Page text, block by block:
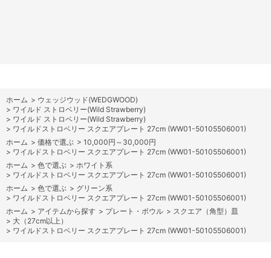
ホーム > ウェッジウッド(WEDGWOOD)
> ワイルド ストロベリー(Wild Strawberry)
> ワイルド ストロベリー(Wild Strawberry)
> ワイルドストロベリー スクエアプレート 27cm (WW01-50105506001)
ホーム > 価格で選ぶ > 10,000円～30,000円
> ワイルドストロベリー スクエアプレート 27cm (WW01-50105506001)
ホーム > 色で選ぶ > ホワイト系
> ワイルドストロベリー スクエアプレート 27cm (WW01-50105506001)
ホーム > 色で選ぶ > グリーン系
> ワイルドストロベリー スクエアプレート 27cm (WW01-50105506001)
ホーム > アイテムから探す > プレート・ボウル > スクエア（角型）皿
> 大（27cm以上）
> ワイルドストロベリー スクエアプレート 27cm (WW01-50105506001)